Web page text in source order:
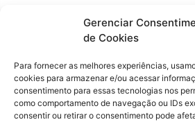
Gerenciar
de Cookies
Para fornecer as melhores experiências,
cookies para armazenar e/ou acessar
consentimento para essas tecnologias nos
como comportamento de navegação ou IDs
consentir ou retirar o consentimento pode
(31) 99795-
E-mail